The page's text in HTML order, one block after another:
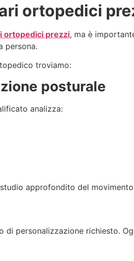
ortopedici
ortopedici prezzi, ma è
persona.
troviamo:
posturale
analizza:
approfondito del
di personalizzazione richiesto.